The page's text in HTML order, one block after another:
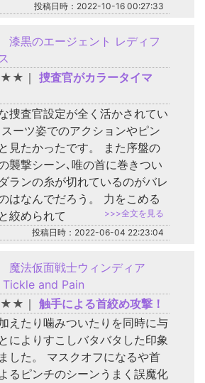
投稿日時：2022-10-16 00:27:33
漆黒のエージェント レディフ
★ ★ ｜ 捜査官がカラータイマ
捜査官設定が全く活かされてい
ーツ姿でのアクションやピン
見たかったです。 また序盤の
襲撃シーン､唯の首に巻きつい
ランの糸が切れているのがバレ
はなんでだろう。 力をこめる
絞められて
>>>全文を見る
投稿日時：2022-06-04 22:23:04
魔法仮面戦士ウィンディア
and Pain
★ ★ ｜ 触手による首絞め攻撃！
えたり噛みついたりを同時に与
によりすこしバタバタした印象
した。 マスクオフになるや首
るピンチのシーンうまく誤魔化